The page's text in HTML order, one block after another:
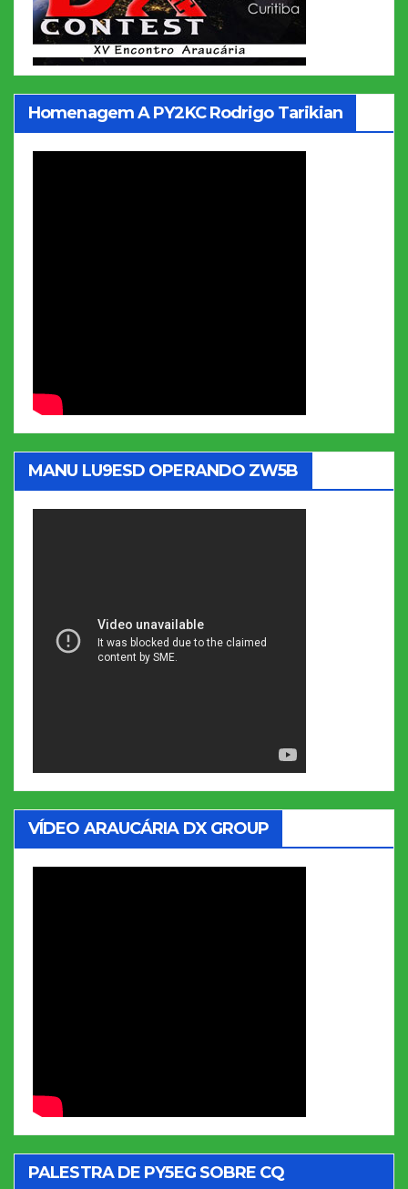
Homenagem A PY2KC Rodrigo Tarikian
MANU LU9ESD OPERANDO ZW5B
VÍDEO ARAUCÁRIA DX GROUP
PALESTRA DE PY5EG SOBRE CQ